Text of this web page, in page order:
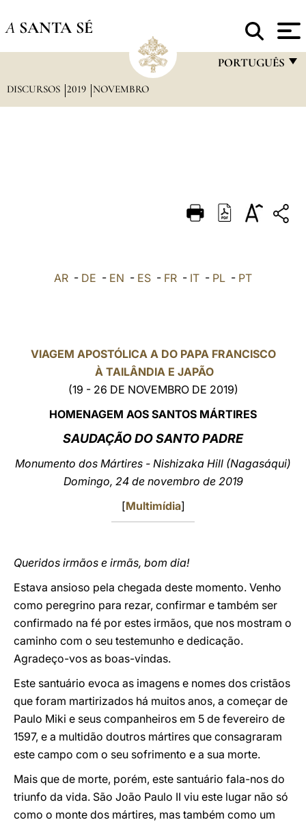
A SANTA SÉ
PORTUGUÊS
DEUTSCH
العربيّة
DISCURSOS 2019 NOVEMBRO
AR - DE - EN - ES - FR - IT - PL - PT
VIAGEM APOSTÓLICA A DO PAPA FRANCISCO
À TAILÂNDIA E JAPÃO
(19 - 26 DE NOVEMBRO DE 2019)
HOMENAGEM AOS SANTOS MÁRTIRES
SAUDAÇÃO DOSANTO PADRE
Monumento dos Mártires - Nishizaka Hill (Nagasáqui)
Domingo, 24 de novembro de 2019
[Multimídia]
Queridos irmãos e irmãs, bom dia!
Estava ansioso pela chegada deste momento. Venho
como peregrino para rezar, confirmar e também ser
confirmado na fé por estes irmãos, que nos mostram o
caminho com o seu testemunho e dedicação.
Agradeço-vos as boas-vindas.
Este santuário evoca as imagens e nomes dos cristãos
que foram martirizados há muitos anos, a começar de
Paulo Miki e seus companheiros em 5 de fevereiro de
1597, e a multidão doutros mártires que consagraram
este campo com o seu sofrimento e a sua morte.
Mais que de morte, porém, este santuário fala-nos do
triunfo da vida. São João Paulo II viu este lugar não só
como o monte dos mártires, mas também como um